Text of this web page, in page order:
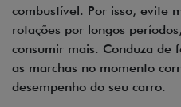
combustível. Por isso, evite
rotações por longos
consumir mais. Conduza de
as marchas no momento
desempenho do seu carro.